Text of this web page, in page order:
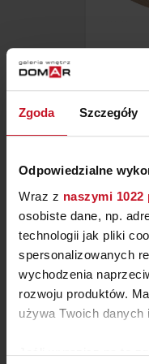
Zgoda Szczegóły
Odpowiedzialne
Wraz z naszymi
osobiste dane, np.
technologii jak pliki
spersonalizowanych
wychodzenia
rozwoju produktów.
używa Twoich
Jeśli wyrazisz na to